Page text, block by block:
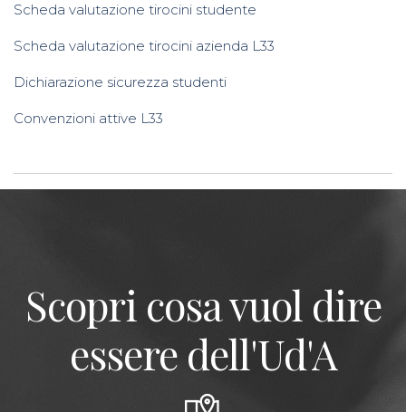
Scheda valutazione tirocini studente
Scheda valutazione tirocini azienda L33
Dichiarazione sicurezza studenti
Convenzioni attive L33
Scopri cosa vuol dire
essere dell'Ud'A